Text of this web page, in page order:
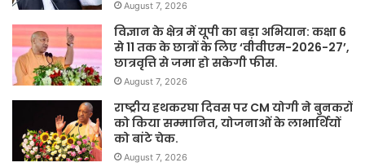
August 7, 2026
विज्ञान के क्षेत्र में यूपी का बड़ा अभियान: कक्षा 6
से 11 तक के छात्रों के लिए ‘वीवीएम-2026-27’,
छात्रवृत्ति से जमा हो सकेगी फीस.
August 7, 2026
राष्ट्रीय हथकरघा दिवस पर CM योगी ने बुनकरों
को किया सम्मानित, योजनाओं के लाभार्थियों
को बांटे चेक.
August 7, 2026